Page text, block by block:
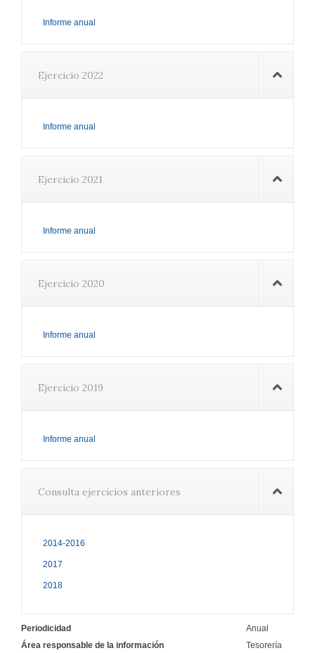
Informe anual
Ejercicio 2022
Informe anual
Ejercicio 2021
Informe anual
Ejercicio 2020
Informe anual
Ejercicio 2019
Informe anual
Consulta ejercicios anteriores
2014-2016
2017
2018
Periodicidad
Anual
Área responsable de la información
Tesorería